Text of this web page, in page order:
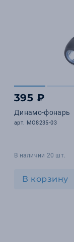
395 ₽
Динамо-фонарь
арт. MO8235-03
В наличии 20 шт.
В корзину